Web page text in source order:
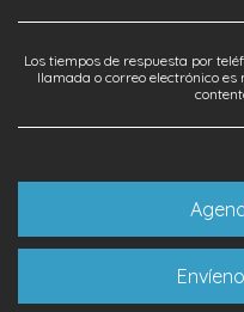
Los tiempos de respuesta por
llamada o correo electrónico